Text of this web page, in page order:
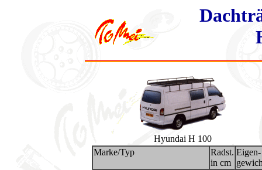
Hyundai H 100
Marke/Typ
Radst.
in cm
Eigen-